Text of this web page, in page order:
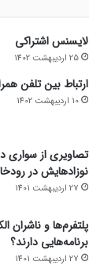
لایسنس اشتراکی
25 اردیبهشت 1402
ارتباط بین تلفن
10 اردیبهشت 1402
تصاویری از سواری
نوزادهایش در
27 اردیبهشت 1401
پلتفرم‌ها و ناشران
برنامه‌هایی دارند؟
27 اردیبهشت 1401